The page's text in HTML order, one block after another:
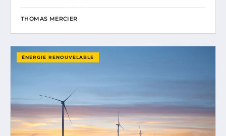
THOMAS MERCIER
ÉNERGIE RENOUVELABLE